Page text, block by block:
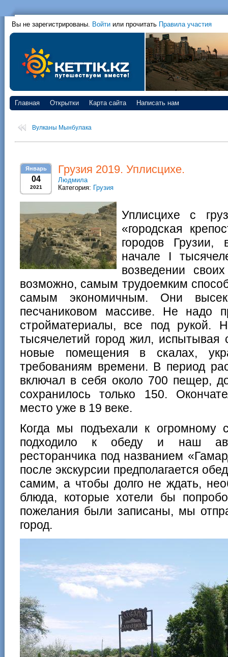
Вы не зарегистрированы. Войти или прочитать Правила участия
Главная Открытки Карта сайта Написать нам
Вулканы Мынбулака
Январь
04
2021
Грузия 2019. Уплисцихе.
Людмила
Категория: Грузия
Уплисцихе с
«городская
городов
начале I
возведении
возможно, самым трудоемким
самым экономичным. Они
песчаниковом массиве. Не надо
стройматериалы, все под рукой.
тысячелетий город жил,
новые помещения в скалах,
требованиям времени. В период
включал в себя около 700 пещер,
сохранилось только 150.
место уже в 19 веке.
Когда мы подъехали к огромному
подходило к обеду и наш
ресторанчика под названием
после экскурсии предполагается
самим, а чтобы долго не ждать,
блюда, которые хотели бы
пожелания были записаны, мы
город.